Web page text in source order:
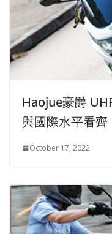
Haojue豪爵
與國際水平看齊
October 17, 2022